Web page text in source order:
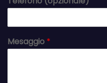
Mesaggio *